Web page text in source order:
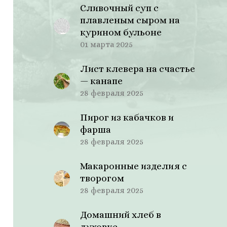
Сливочный суп с
плавленым сыром на
курином бульоне
01 марта 2025
Лист клевера на счастье
— канапе
28 февраля 2025
Пирог из кабачков и
фарша
28 февраля 2025
Макаронные изделия с
творогом
28 февраля 2025
Домашний хлеб в